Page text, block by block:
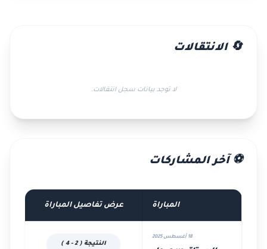
🔄 الانتقالات
لا توجد بيانات سجل انتقالات.
⚽ آخر المشاركات
المباراة عرض تفاصيل المباراة
18 أغسطس 2025
النتيجة ( 2 - 4 )